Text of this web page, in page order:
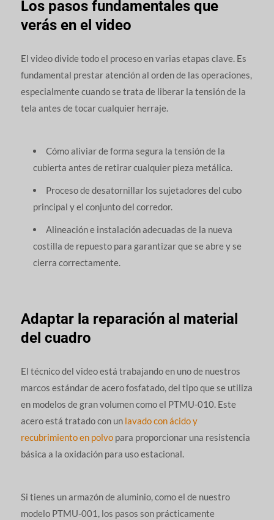
Los pasos fundamentales que
verás en el video
El video divide todo el proceso en varias etapas clave. Es
fundamental prestar atención al orden de las operaciones,
especialmente cuando se trata de liberar la tensión de la
tela antes de tocar cualquier herraje.
Cómo aliviar de forma segura la tensión de la
cubierta antes de retirar cualquier pieza metálica.
Proceso de desatornillar los sujetadores del cubo
principal y el conjunto del corredor.
Alineación e instalación adecuadas de la nueva
costilla de repuesto para garantizar que se abre y se
cierra correctamente.
Adaptar la reparación al material
del cuadro
El técnico del video está trabajando en uno de nuestros
marcos estándar de acero fosfatado, del tipo que se utiliza
en modelos de gran volumen como el PTMU-010. Este
acero está tratado con un lavado con ácido y
recubrimiento en polvopara proporcionar una resistencia
básica a la oxidación para uso estacional.
Si tienes un armazón de aluminio, como el de nuestro
modelo PTMU-001, los pasos son prácticamente